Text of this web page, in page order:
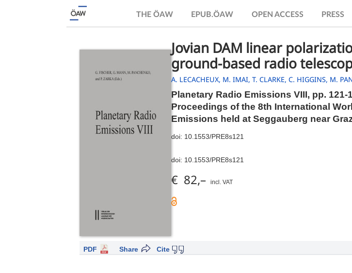
THE ÖAW EPUB.ÖAW OPEN ACCESS PRESS
Jovian DAM linear
ground-based radio
A. LECACHEUX, M. IMAI, T. CLARKE, C. HIGGINS, M.
Planetary Radio Emissions VIII, pp. 121-
Proceedings of the 8th International
Emissions held at Seggauberg near
doi: 10.1553/PRE8s121
doi: 10.1553/PRE8s121
€ 82,– incl. VAT
PDF Cite
Share